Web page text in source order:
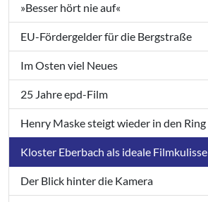
»Besser hört nie auf«
EU-Fördergelder für die Bergstraße
Im Osten viel Neues
25 Jahre epd-Film
Henry Maske steigt wieder in den Ring
Kloster Eberbach als ideale Filmkulisse
Der Blick hinter die Kamera